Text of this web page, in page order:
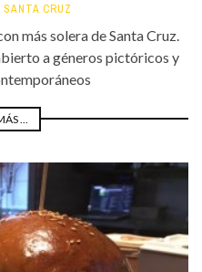
CRUZ
más solera de Santa Cruz.
a géneros pictóricos y
...